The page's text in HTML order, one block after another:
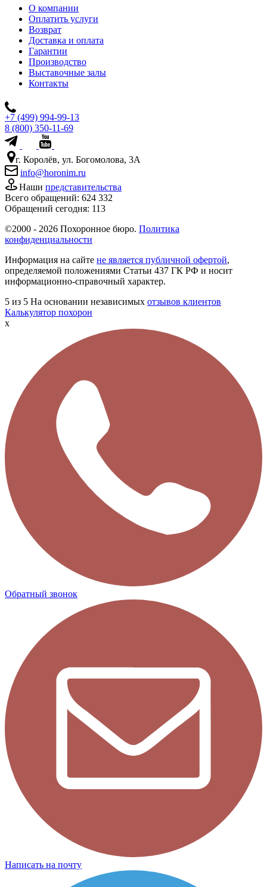
О компании
Оплатить услуги
Возврат
Доставка и оплата
Гарантии
Производство
Выставочные залы
Контакты
+7 (499) 994-99-13
8 (800) 350-11-69
г. Королёв, ул. Богомолова, 3А
info@horonim.ru
Наши представительства
Всего обращений: 624 332
Обращений сегодня: 113
©2000 - 2026 Похоронное бюро. Политика
конфиденциальности
Информация на сайте не является публичной офертой,
определяемой положениями Статьи 437 ГК РФ и носит
информационно-справочный характер.
5 из 5 На основании независимых отзывов клиентов
Калькулятор похорон
x
Обратный звонок
Написать на почту